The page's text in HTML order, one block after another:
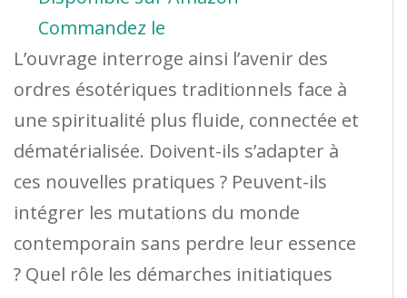
Commandez le
L’ouvrage interroge ainsi l’avenir des
ordres ésotériques traditionnels face à
une spiritualité plus fluide, connectée et
dématérialisée. Doivent-ils s’adapter à
ces nouvelles pratiques ? Peuvent-ils
intégrer les mutations du monde
contemporain sans perdre leur essence
? Quel rôle les démarches initiatiques